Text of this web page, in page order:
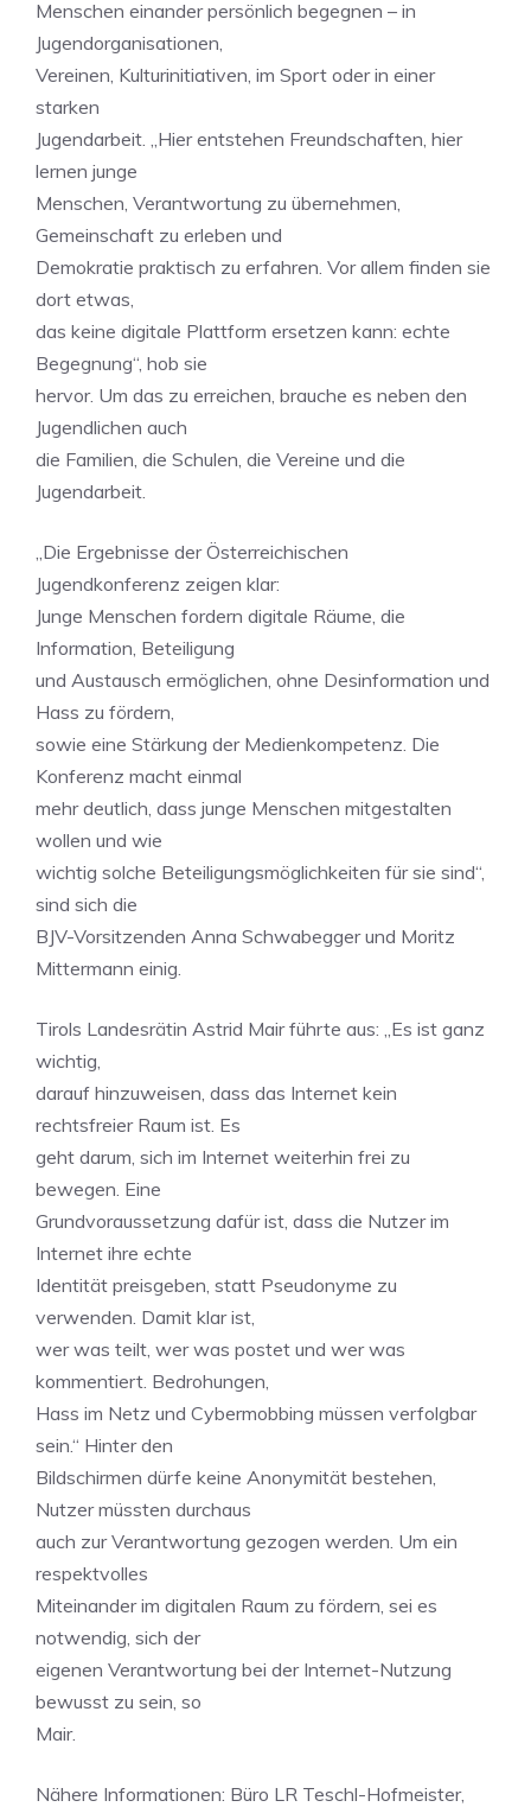
Menschen einander persönlich begegnen – in
Jugendorganisationen,
Vereinen, Kulturinitiativen, im Sport oder in einer
starken
Jugendarbeit. „Hier entstehen Freundschaften, hier
lernen junge
Menschen, Verantwortung zu übernehmen,
Gemeinschaft zu erleben und
Demokratie praktisch zu erfahren. Vor allem finden sie
dort etwas,
das keine digitale Plattform ersetzen kann: echte
Begegnung“, hob sie
hervor. Um das zu erreichen, brauche es neben den
Jugendlichen auch
die Familien, die Schulen, die Vereine und die
Jugendarbeit.
„Die Ergebnisse der Österreichischen
Jugendkonferenz zeigen klar:
Junge Menschen fordern digitale Räume, die
Information, Beteiligung
und Austausch ermöglichen, ohne Desinformation und
Hass zu fördern,
sowie eine Stärkung der Medienkompetenz. Die
Konferenz macht einmal
mehr deutlich, dass junge Menschen mitgestalten
wollen und wie
wichtig solche Beteiligungsmöglichkeiten für sie sind“,
sind sich die
BJV-Vorsitzenden Anna Schwabegger und Moritz
Mittermann einig.
Tirols Landesrätin Astrid Mair führte aus: „Es ist ganz
wichtig,
darauf hinzuweisen, dass das Internet kein
rechtsfreier Raum ist. Es
geht darum, sich im Internet weiterhin frei zu
bewegen. Eine
Grundvoraussetzung dafür ist, dass die Nutzer im
Internet ihre echte
Identität preisgeben, statt Pseudonyme zu
verwenden. Damit klar ist,
wer was teilt, wer was postet und wer was
kommentiert. Bedrohungen,
Hass im Netz und Cybermobbing müssen verfolgbar
sein.“ Hinter den
Bildschirmen dürfe keine Anonymität bestehen,
Nutzer müssten durchaus
auch zur Verantwortung gezogen werden. Um ein
respektvolles
Miteinander im digitalen Raum zu fördern, sei es
notwendig, sich der
eigenen Verantwortung bei der Internet-Nutzung
bewusst zu sein, so
Mair.
Nähere Informationen: Büro LR Teschl-Hofmeister,